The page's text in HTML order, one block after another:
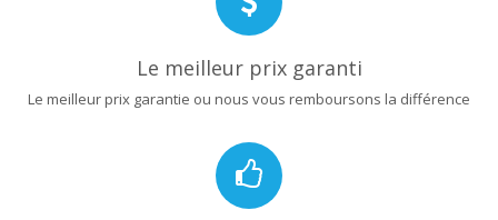
Le meilleur prix garanti
Le meilleur prix garantie ou nous vous remboursons la différence